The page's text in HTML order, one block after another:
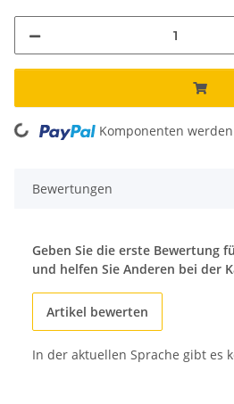
Loading... Komponenten
Bewertungen
Geben Sie die erste Bewertung
und helfen Sie Anderen bei der
Artikel bewerten
In der aktuellen Sprache gibt es